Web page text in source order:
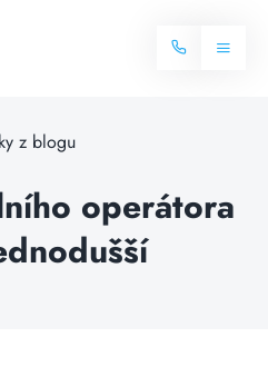
Toggle
Balíčky internetu
Televize
z blogu
operátora